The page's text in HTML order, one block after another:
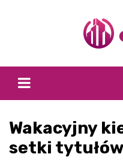
Wakacyjny
setki tytułów